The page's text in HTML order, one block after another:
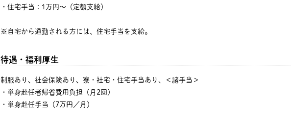
・住宅手当：1万円～（定額支給）
※自宅から通勤される方には、住宅手当を支給。
待遇・福利厚生
制服あり、社会保険あり、寮・社宅・住宅手当あり、＜諸手当＞
・単身赴任者帰省費用負担（月2回）
・単身赴任手当（7万円／月）